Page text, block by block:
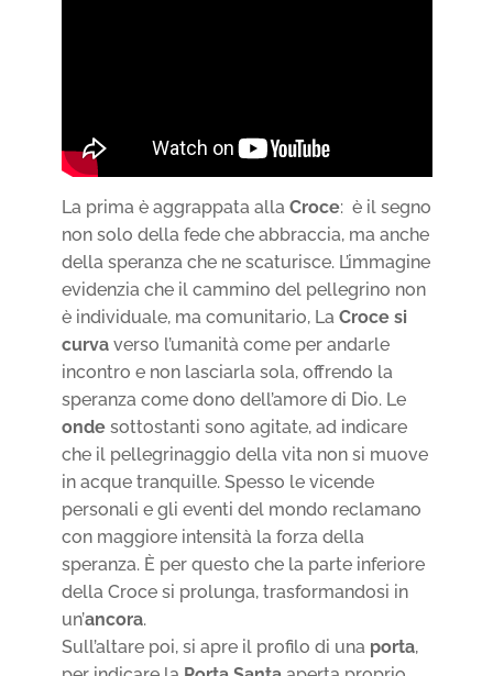
La prima è aggrappata alla Croce: è il segno
non solo della fede che abbraccia, ma anche
della speranza che ne scaturisce. L’immagine
evidenzia che il cammino del pellegrino non
è individuale, ma comunitario, La Croce si
curva verso l’umanità come per andarle
incontro e non lasciarla sola, offrendo la
speranza come dono dell’amore di Dio. Le
ondesottostanti sono agitate, ad indicare
che il pellegrinaggio della vita non si muove
in acque tranquille. Spesso le vicende
personali e gli eventi del mondo reclamano
con maggiore intensità la forza della
speranza. È per questo che la parte inferiore
della Croce si prolunga, trasformandosi in
un’ancora.
Sull’altare poi, si apre il profilo di una porta,